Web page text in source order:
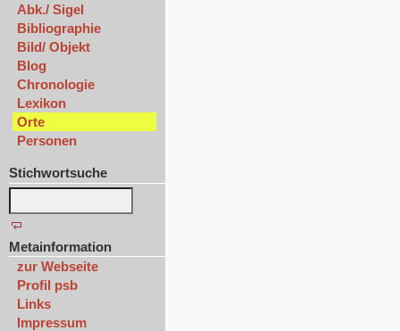
Abk./ Sigel
Bibliographie
Bild/ Objekt
Blog
Chronologie
Lexikon
Orte
Personen
Stichwortsuche
Metainformation
zur Webseite
Profil psb
Links
Impressum